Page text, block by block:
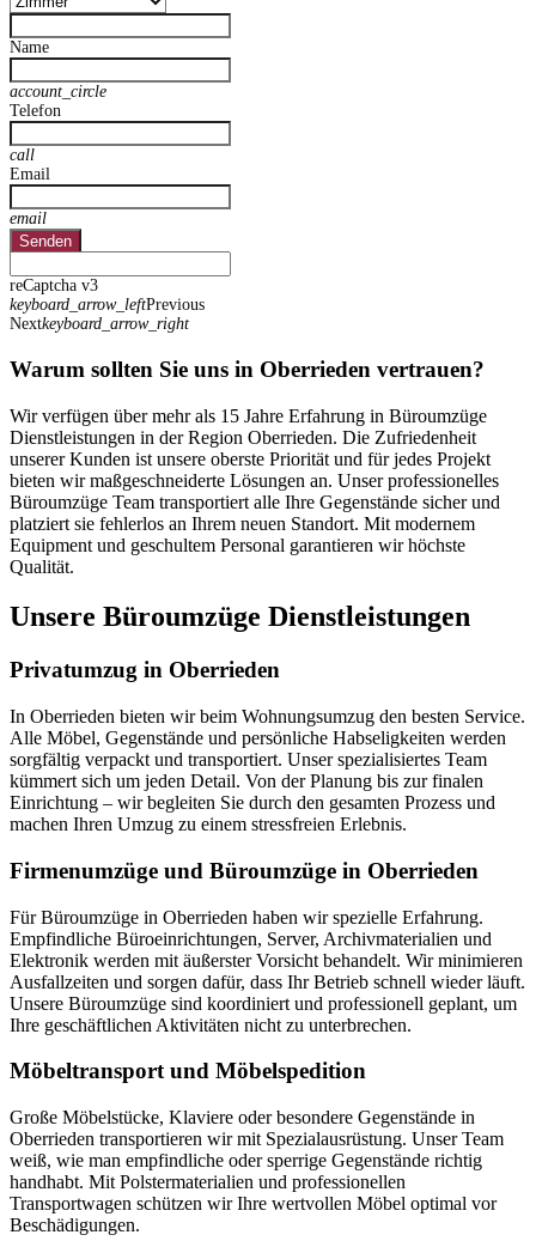
Name
account_circle
Telefon
call
Email
email
Senden
reCaptcha v3
keyboard_arrow_leftPrevious
Nextkeyboard_arrow_right
Warum sollten Sie uns in Oberrieden vertrauen?
Wir verfügen über mehr als 15 Jahre Erfahrung in Büroumzüge
Dienstleistungen in der Region Oberrieden. Die Zufriedenheit
unserer Kunden ist unsere oberste Priorität und für jedes Projekt
bieten wir maßgeschneiderte Lösungen an. Unser professionelles
Büroumzüge Team transportiert alle Ihre Gegenstände sicher und
platziert sie fehlerlos an Ihrem neuen Standort. Mit modernem
Equipment und geschultem Personal garantieren wir höchste
Qualität.
Unsere Büroumzüge Dienstleistungen
Privatumzug in Oberrieden
In Oberrieden bieten wir beim Wohnungsumzug den besten Service.
Alle Möbel, Gegenstände und persönliche Habseligkeiten werden
sorgfältig verpackt und transportiert. Unser spezialisiertes Team
kümmert sich um jeden Detail. Von der Planung bis zur finalen
Einrichtung – wir begleiten Sie durch den gesamten Prozess und
machen Ihren Umzug zu einem stressfreien Erlebnis.
Firmenumzüge und Büroumzüge in Oberrieden
Für Büroumzüge in Oberrieden haben wir spezielle Erfahrung.
Empfindliche Büroeinrichtungen, Server, Archivmaterialien und
Elektronik werden mit äußerster Vorsicht behandelt. Wir minimieren
Ausfallzeiten und sorgen dafür, dass Ihr Betrieb schnell wieder läuft.
Unsere Büroumzüge sind koordiniert und professionell geplant, um
Ihre geschäftlichen Aktivitäten nicht zu unterbrechen.
Möbeltransport und Möbelspedition
Große Möbelstücke, Klaviere oder besondere Gegenstände in
Oberrieden transportieren wir mit Spezialausrüstung. Unser Team
weiß, wie man empfindliche oder sperrige Gegenstände richtig
handhabt. Mit Polstermaterialien und professionellen
Transportwagen schützen wir Ihre wertvollen Möbel optimal vor
Beschädigungen.